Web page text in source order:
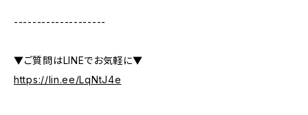
--------------------
▼ご質問はLINEでお気軽に▼
https://lin.ee/LqNtJ4e